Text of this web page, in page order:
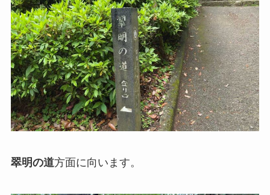
翠明の道方面に向います。